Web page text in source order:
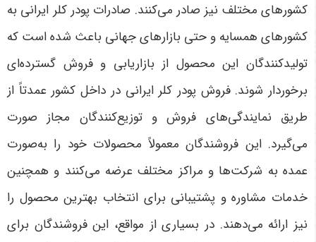
کشورهای مختلف نیز صادر می‌کنند. صادرات پودر کلر ایرانی به
کشورهای همسایه و حتی بازارهای جهانی باعث شده است که
تولیدکنندگان این محصول از بازاریابی و فروش گسترده‌ای
برخوردار شوند. فروش پودر کلر ایرانی در داخل کشور عمدتاً از
طریق نمایندگی‌های فروش و توزیع‌کنندگان مجاز صورت
می‌گیرد. این فروشندگان معمولاً محصولات خود را به‌صورت
عمده به شرکت‌ها و مراکز مختلف عرضه می‌کنند و همچنین
خدمات مشاوره و پشتیبانی برای انتخاب بهترین محصول را
نیز ارائه می‌دهند. در بسیاری از مواقع، این فروشندگان برای